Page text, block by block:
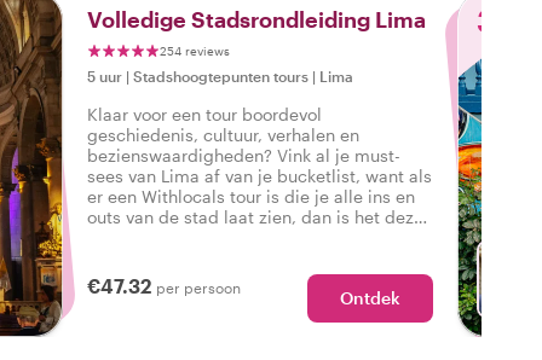
Volledige Stadsrondleiding Lima
254 reviews
5 uur | Stadshoogtepunten tours | Lima
Klaar voor een tour boordevol
geschiedenis, cultuur, verhalen en
bezienswaardigheden? Vink al je must-
sees van Lima af van je bucketlist, want als
er een Withlocals tour is die je alle ins en
outs van de stad laat zien, dan is het deze
€47.32 per persoon Ontdek
3